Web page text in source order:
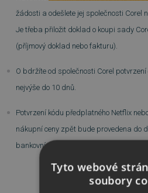
žádosti a odešlete jej společnosti Corel
Je třeba přiložit doklad o koupi sady
(příjmový doklad nebo fakturu).
O bdržíte od společnosti Corel
nejvýše do 10 dnů.
Potvrzení kódu předplatného Netflix
nákupní ceny zpět bude provedena do
bankovním převodem.
Tyto webové
soubory